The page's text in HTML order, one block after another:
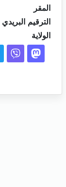
المقر
الترقيم البريدي
الولاية